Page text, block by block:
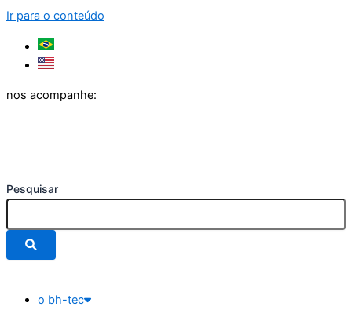
Ir para o conteúdo
nos acompanhe:
Pesquisar
o bh-tec